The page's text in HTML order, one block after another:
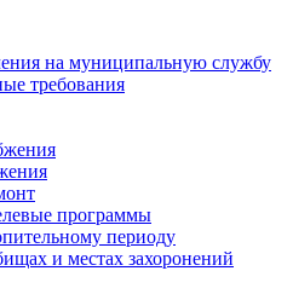
на муниципальную службу
требования
программы
периоду
и местах захоронений